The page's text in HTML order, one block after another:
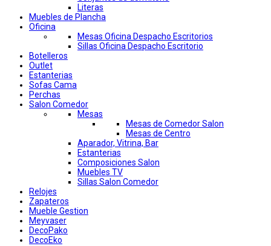
Literas
Muebles de Plancha
Oficina
Mesas Oficina Despacho Escritorios
Sillas Oficina Despacho Escritorio
Botelleros
Outlet
Estanterias
Sofas Cama
Perchas
Salon Comedor
Mesas
Mesas de Comedor Salon
Mesas de Centro
Aparador, Vitrina, Bar
Estanterias
Composiciones Salon
Muebles TV
Sillas Salon Comedor
Relojes
Zapateros
Mueble Gestion
Meyvaser
DecoPako
DecoEko